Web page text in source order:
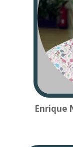
Enrique